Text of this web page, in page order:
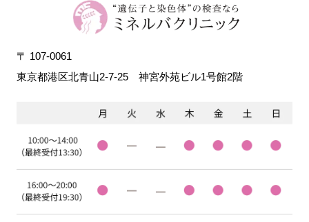
〒 107-0061
東京都港区北青山2-7-25 神宮外苑ビル1号館2階